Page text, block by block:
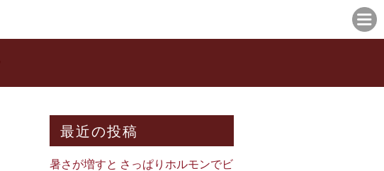
最近の投稿
暑さが増すと さっぱりホルモンでビ